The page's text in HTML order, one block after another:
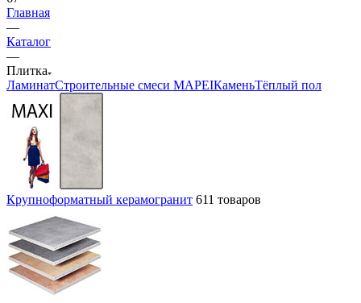
Главная
—
Каталог
—
Плитка
ЛаминатСтроительные смеси MAPEIКаменьТёплый пол
Крупноформатный керамогранит 611 товаров